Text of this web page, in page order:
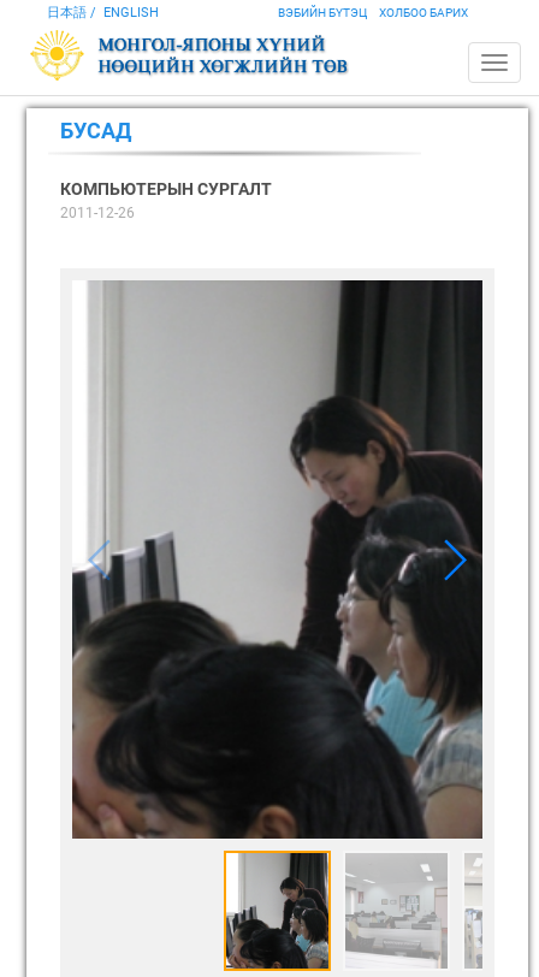
ВЭБИЙН БҮТЭЦ ХОЛБОО БАРИХ
日本語 ENGLISH
БУСАД
КОМПЬЮТЕРЫН СУРГАЛТ
2011-12-26